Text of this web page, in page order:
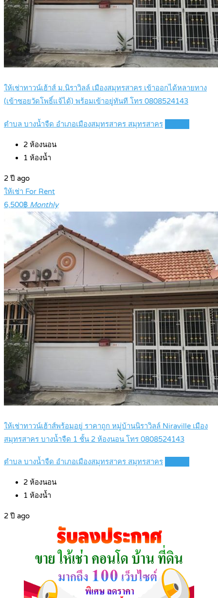
ให้เช่าทาวน์เฮ้าส์ ม.นิราวิลล์ เมืองสมุทรสาคร เข้าออกได้หลายทาง
(เข้าซอยวัดโพธิ์แจ้ได้) พร้อมเข้าอยู่ทันที โทร 0808524143
ตำบล บางน้ำจืด อำเภอเมืองสมุทรสาคร สมุทรสาคร
2 ห้องนอน
1 ห้องน้ำ
2 ปี ago
ให้เช่า For Rent
6,500฿ Monthly
ให้เช่าทาวน์เฮ้าส์พร้อมอยู่ ราคาถูก หมู่บ้านนิราวิลล์ Niraville เมือง
สมุทรสาคร บางน้ำจืด 1 ชั้น 2 ห้องนอน โทร 0808524143
ตำบล บางน้ำจืด อำเภอเมืองสมุทรสาคร สมุทรสาคร
2 ห้องนอน
1 ห้องน้ำ
2 ปี ago